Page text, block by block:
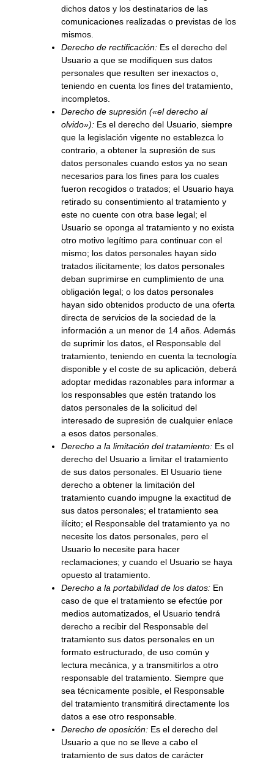
dichos datos y los destinatarios de las
comunicaciones realizadas o previstas de los
mismos.
Derecho de rectificación: Es el derecho del
Usuario a que se modifiquen sus datos
personales que resulten ser inexactos o,
teniendo en cuenta los fines del tratamiento,
incompletos.
Derecho de supresión («el derecho al
olvido»): Es el derecho del Usuario, siempre
que la legislación vigente no establezca lo
contrario, a obtener la supresión de sus
datos personales cuando estos ya no sean
necesarios para los fines para los cuales
fueron recogidos o tratados; el Usuario haya
retirado su consentimiento al tratamiento y
este no cuente con otra base legal; el
Usuario se oponga al tratamiento y no exista
otro motivo legítimo para continuar con el
mismo; los datos personales hayan sido
tratados ilícitamente; los datos personales
deban suprimirse en cumplimiento de una
obligación legal; o los datos personales
hayan sido obtenidos producto de una oferta
directa de servicios de la sociedad de la
información a un menor de 14 años. Además
de suprimir los datos, el Responsable del
tratamiento, teniendo en cuenta la tecnología
disponible y el coste de su aplicación, deberá
adoptar medidas razonables para informar a
los responsables que estén tratando los
datos personales de la solicitud del
interesado de supresión de cualquier enlace
a esos datos personales.
Derecho a la limitación del tratamiento: Es el
derecho del Usuario a limitar el tratamiento
de sus datos personales. El Usuario tiene
derecho a obtener la limitación del
tratamiento cuando impugne la exactitud de
sus datos personales; el tratamiento sea
ilícito; el Responsable del tratamiento ya no
necesite los datos personales, pero el
Usuario lo necesite para hacer
reclamaciones; y cuando el Usuario se haya
opuesto al tratamiento.
Derecho a la portabilidad de los datos: En
caso de que el tratamiento se efectúe por
medios automatizados, el Usuario tendrá
derecho a recibir del Responsable del
tratamiento sus datos personales en un
formato estructurado, de uso común y
lectura mecánica, y a transmitirlos a otro
responsable del tratamiento. Siempre que
sea técnicamente posible, el Responsable
del tratamiento transmitirá directamente los
datos a ese otro responsable.
Derecho de oposición: Es el derecho del
Usuario a que no se lleve a cabo el
tratamiento de sus datos de carácter